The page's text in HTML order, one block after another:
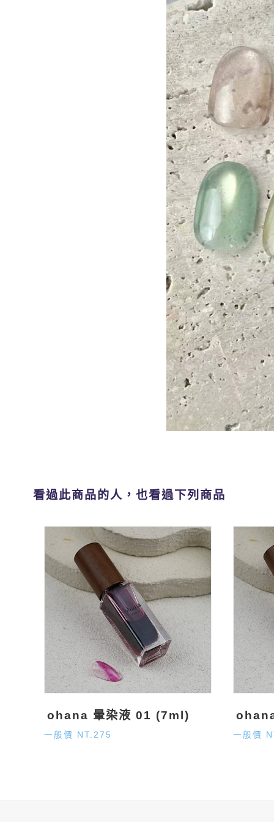
看過此商品的人，也看過下列商品
ohana 暈染液 01 (7ml)
一般價 NT.275 一般價